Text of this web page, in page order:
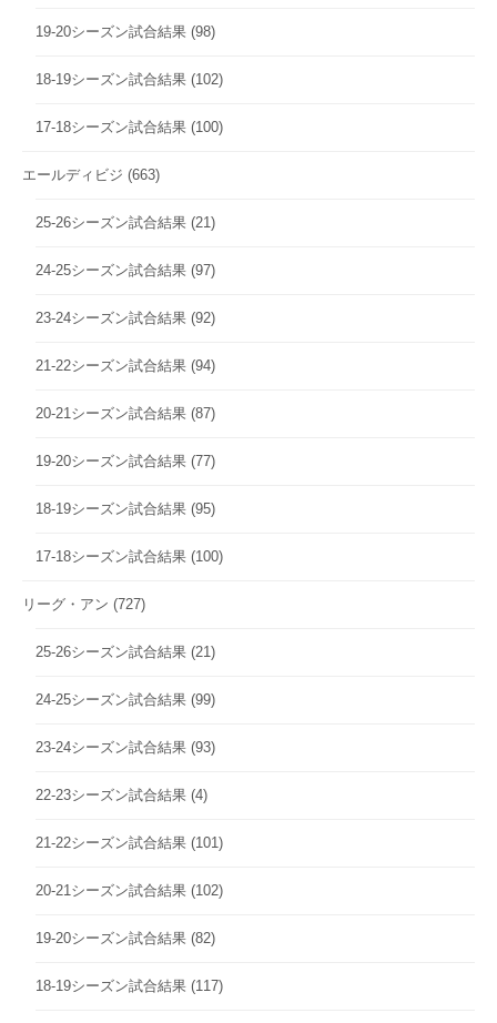
19-20シーズン試合結果 (98)
18-19シーズン試合結果 (102)
17-18シーズン試合結果 (100)
エールディビジ (663)
25-26シーズン試合結果 (21)
24-25シーズン試合結果 (97)
23-24シーズン試合結果 (92)
21-22シーズン試合結果 (94)
20-21シーズン試合結果 (87)
19-20シーズン試合結果 (77)
18-19シーズン試合結果 (95)
17-18シーズン試合結果 (100)
リーグ・アン (727)
25-26シーズン試合結果 (21)
24-25シーズン試合結果 (99)
23-24シーズン試合結果 (93)
22-23シーズン試合結果 (4)
21-22シーズン試合結果 (101)
20-21シーズン試合結果 (102)
19-20シーズン試合結果 (82)
18-19シーズン試合結果 (117)